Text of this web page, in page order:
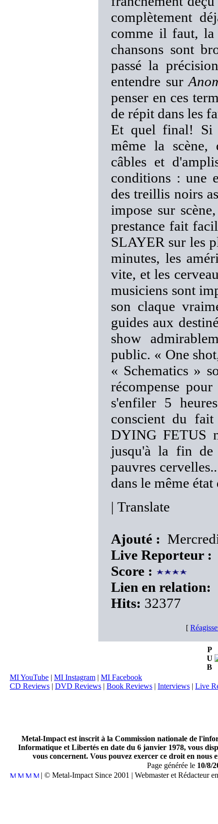
complètement
comme il faut, la
chansons sont
passé la
entendre sur
penser en ces
de répit dans les
Et quel final! Si
même la scène,
câbles et
conditions : une
des treillis noirs
impose sur
prestance fait
SLAYER sur les
minutes, les
vite, et les
musiciens sont
son claque
guides aux
show
public. « One
« Schematics »
récompense
s'enfiler 5
conscient du fait
DYING FETUS
jusqu'à la fin de
pauvres
dans le même
| Translate
Ajouté :
Live Reporteur :
Score :
Lien en relation:
Hits: 32377
[
P
U
B
MI YouTube | MI Instagram | MI Facebook
CD Reviews | DVD Reviews | Book Reviews | Interviews | Live
Metal-Impact est inscrit à la Commission nationale de
Informatique et Libertés en date du 6 janvier 1978, vous
vous concernent. Vous pouvez exercer ce droit en
Page générée le 10/8/
| © Metal-Impact Since 2001 | Webmaster et Rédacteur